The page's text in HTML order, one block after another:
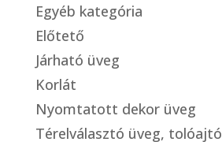
Egyéb kategória
Előtető
Járható üveg
Korlát
Nyomtatott dekor üveg
Térelválasztó üveg, tolóajtó